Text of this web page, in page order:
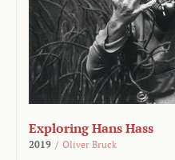
Exploring Hans Hass
2019 / Oliver Bruck